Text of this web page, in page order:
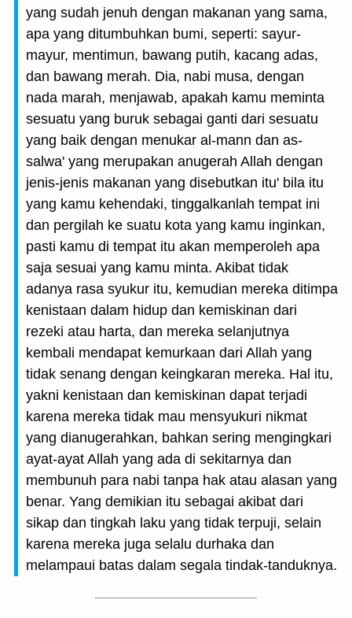
yang sudah jenuh dengan makanan yang sama,
apa yang ditumbuhkan bumi, seperti: sayur-
mayur, mentimun, bawang putih, kacang adas,
dan bawang merah. Dia, nabi musa, dengan
nada marah, menjawab, apakah kamu meminta
sesuatu yang buruk sebagai ganti dari sesuatu
yang baik dengan menukar al-mann dan as-
salwa' yang merupakan anugerah Allah dengan
jenis-jenis makanan yang disebutkan itu' bila itu
yang kamu kehendaki, tinggalkanlah tempat ini
dan pergilah ke suatu kota yang kamu inginkan,
pasti kamu di tempat itu akan memperoleh apa
saja sesuai yang kamu minta. Akibat tidak
adanya rasa syukur itu, kemudian mereka ditimpa
kenistaan dalam hidup dan kemiskinan dari
rezeki atau harta, dan mereka selanjutnya
kembali mendapat kemurkaan dari Allah yang
tidak senang dengan keingkaran mereka. Hal itu,
yakni kenistaan dan kemiskinan dapat terjadi
karena mereka tidak mau mensyukuri nikmat
yang dianugerahkan, bahkan sering mengingkari
ayat-ayat Allah yang ada di sekitarnya dan
membunuh para nabi tanpa hak atau alasan yang
benar. Yang demikian itu sebagai akibat dari
sikap dan tingkah laku yang tidak terpuji, selain
karena mereka juga selalu durhaka dan
melampaui batas dalam segala tindak-tanduknya.